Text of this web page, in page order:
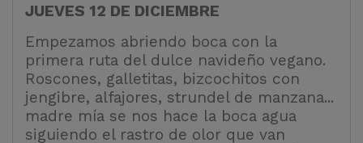
JUEVES 12 DE DICIEMBRE
Empezamos abriendo boca con la
primera ruta del dulce navideño vegano.
Roscones, galletitas, bizcochitos con
jengibre, alfajores, strundel de manzana...
madre mía se nos hace la boca agua
siguiendo el rastro de olor que van